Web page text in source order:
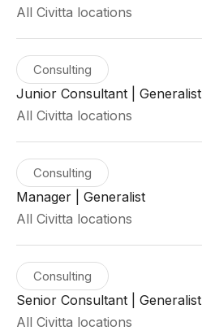
All Civitta locations
Consulting
Junior Consultant | Generalist
All Civitta locations
Consulting
Manager | Generalist
All Civitta locations
Consulting
Senior Consultant | Generalist
All Civitta locations